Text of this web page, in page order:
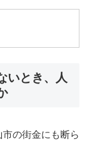
いとき、人
市の街金にも断ら